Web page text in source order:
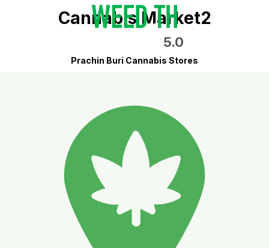
Cannabis Market2
5.0
Prachin Buri Cannabis Stores